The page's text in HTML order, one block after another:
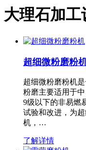
大理石加工
超细微粉磨粉
超细微粉磨粉机
粉磨主要适用于
9级以下的非易燃
试验和改进，为
机，…
了解详情